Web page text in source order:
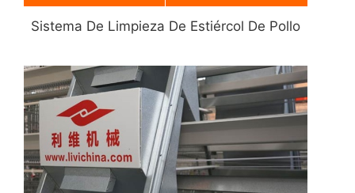
Sistema De Limpieza De Estiércol De Pollo